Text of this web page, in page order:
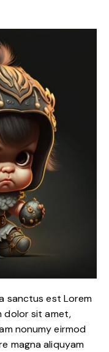
sanctus est Lorem
dolor sit amet,
nonumy eirmod
magna aliquyam